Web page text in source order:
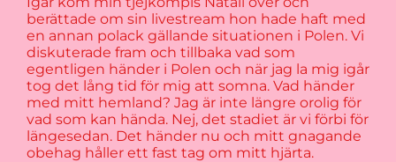
berättade om sin livestream hon hade haft med
en annan polack gällande situationen i Polen. Vi
diskuterade fram och tillbaka vad som
egentligen händer i Polen och när jag la mig igår
tog det lång tid för mig att somna. Vad händer
med mitt hemland? Jag är inte längre orolig för
vad som kan hända. Nej, det stadiet är vi förbi för
längesedan. Det händer nu och mitt gnagande
obehag håller ett fast tag om mitt hjärta.